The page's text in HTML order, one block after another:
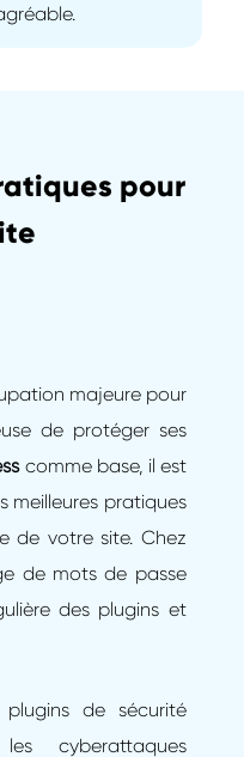
pour
majeure pour
de protéger ses
comme base, il est
meilleures pratiques
de votre site. Chez
de mots de passe
des plugins et
de sécurité
cyberattaques